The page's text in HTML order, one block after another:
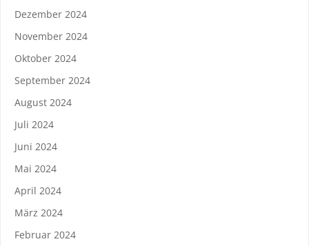
Dezember 2024
November 2024
Oktober 2024
September 2024
August 2024
Juli 2024
Juni 2024
Mai 2024
April 2024
März 2024
Februar 2024